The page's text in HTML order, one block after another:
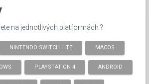
na jednotlivých platformách ?
NINTENDO SWITCH LITE MACOS
PLAYSTATION 4 ANDROID